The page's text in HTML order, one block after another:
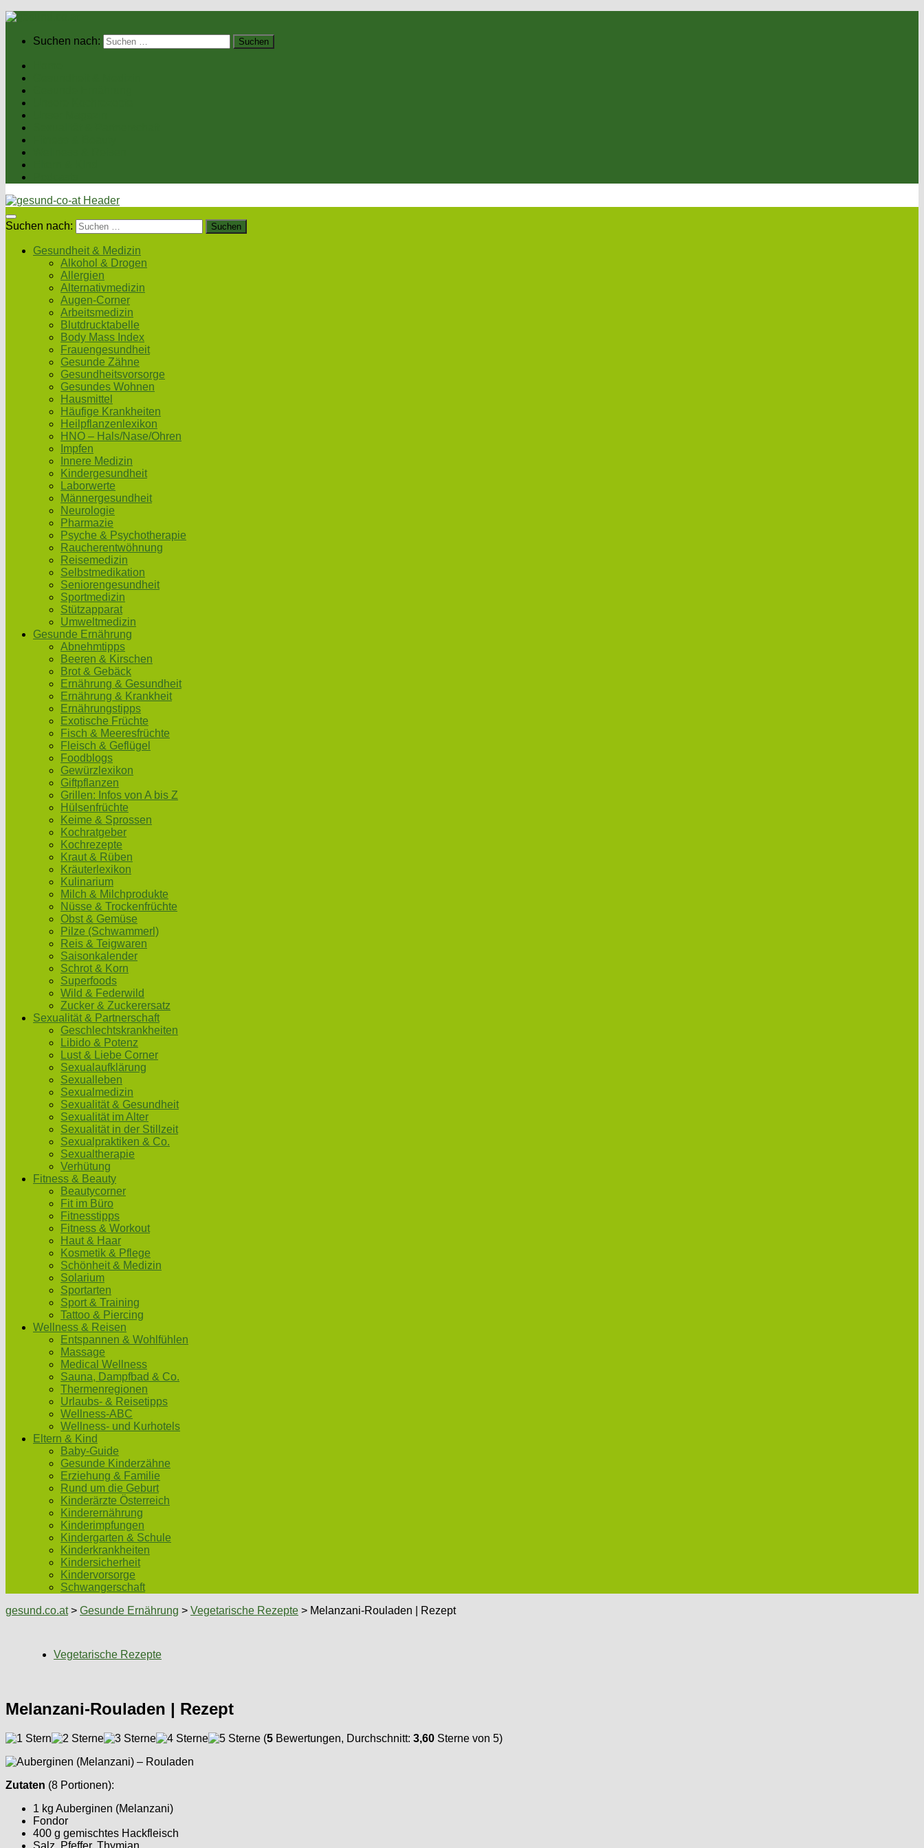
Suchen nach:
Suchen nach:
Gesundheit & Medizin
Alkohol & Drogen
Allergien
Alternativmedizin
Augen-Corner
Arbeitsmedizin
Blutdrucktabelle
Body Mass Index
Frauengesundheit
Gesunde Zähne
Gesundheitsvorsorge
Gesundes Wohnen
Hausmittel
Häufige Krankheiten
Heilpflanzenlexikon
HNO – Hals/Nase/Ohren
Impfen
Innere Medizin
Kindergesundheit
Laborwerte
Männergesundheit
Neurologie
Pharmazie
Psyche & Psychotherapie
Raucherentwöhnung
Reisemedizin
Selbstmedikation
Seniorengesundheit
Sportmedizin
Stützapparat
Umweltmedizin
Gesunde Ernährung
Abnehmtipps
Beeren & Kirschen
Brot & Gebäck
Ernährung & Gesundheit
Ernährung & Krankheit
Ernährungstipps
Exotische Früchte
Fisch & Meeresfrüchte
Fleisch & Geflügel
Foodblogs
Gewürzlexikon
Giftpflanzen
Grillen: Infos von A bis Z
Hülsenfrüchte
Keime & Sprossen
Kochratgeber
Kochrezepte
Kraut & Rüben
Kräuterlexikon
Kulinarium
Milch & Milchprodukte
Nüsse & Trockenfrüchte
Obst & Gemüse
Pilze (Schwammerl)
Reis & Teigwaren
Saisonkalender
Schrot & Korn
Superfoods
Wild & Federwild
Zucker & Zuckerersatz
Sexualität & Partnerschaft
Geschlechtskrankheiten
Libido & Potenz
Lust & Liebe Corner
Sexualaufklärung
Sexualleben
Sexualmedizin
Sexualität & Gesundheit
Sexualität im Alter
Sexualität in der Stillzeit
Sexualpraktiken & Co.
Sexualtherapie
Verhütung
Fitness & Beauty
Beautycorner
Fit im Büro
Fitnesstipps
Fitness & Workout
Haut & Haar
Kosmetik & Pflege
Schönheit & Medizin
Solarium
Sportarten
Sport & Training
Tattoo & Piercing
Wellness & Reisen
Entspannen & Wohlfühlen
Massage
Medical Wellness
Sauna, Dampfbad & Co.
Thermenregionen
Urlaubs- & Reisetipps
Wellness-ABC
Wellness- und Kurhotels
Eltern & Kind
Baby-Guide
Gesunde Kinderzähne
Erziehung & Familie
Rund um die Geburt
Kinderärzte Österreich
Kinderernährung
Kinderimpfungen
Kindergarten & Schule
Kinderkrankheiten
Kindersicherheit
Kindervorsorge
Schwangerschaft
gesund.co.at> Gesunde Ernährung > Vegetarische Rezepte > Melanzani-Rouladen | Rezept
Vegetarische Rezepte
Melanzani-Rouladen | Rezept
(5 Bewertungen, Durchschnitt: 3,60 Sterne von 5)
Zutaten (8 Portionen):
1 kg Auberginen (Melanzani)
Fondor
400 g gemischtes Hackfleisch
Salz, Pfeffer, Thymian